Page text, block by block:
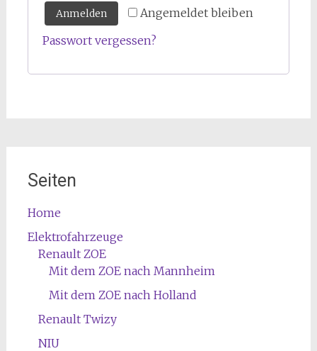
Angemeldet bleiben
Anmelden
Passwort vergessen?
Seiten
Home
Elektrofahrzeuge
Renault ZOE
Mit dem ZOE nach Mannheim
Mit dem ZOE nach Holland
Renault Twizy
NIU